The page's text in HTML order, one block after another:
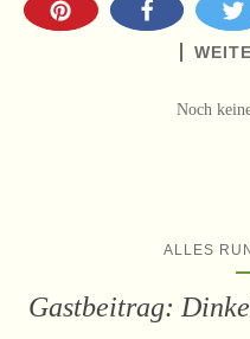
Noch
ALLES
Gastbeitrag: